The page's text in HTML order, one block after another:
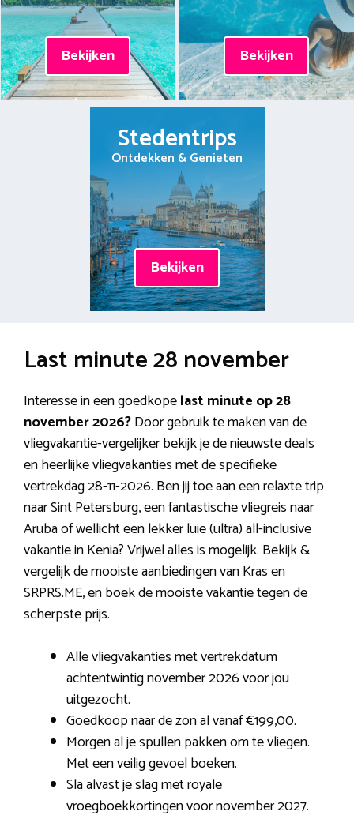
Bekijken Bekijken
Stedentrips
Ontdekken & Genieten
Bekijken
Last minute 28 november
Interesse in een goedkopelast minute op 28
november 2026?Door gebruik te maken van de
vliegvakantie-vergelijker bekijk je de nieuwste deals
en heerlijke vliegvakanties met de specifieke
vertrekdag 28-11-2026. Ben jij toe aan een relaxte trip
naar Sint Petersburg, een fantastische vliegreis naar
Aruba of wellicht een lekker luie (ultra) all-inclusive
vakantie in Kenia? Vrijwel alles is mogelijk. Bekijk &
vergelijk de mooiste aanbiedingen van Kras en
SRPRS.ME, en boek de mooiste vakantie tegen de
scherpste prijs.
Alle vliegvakanties met vertrekdatum
achtentwintig november 2026 voor jou
uitgezocht.
Goedkoop naar de zon al vanaf €199,00.
Morgen al je spullen pakken om te vliegen.
Met een veilig gevoel boeken.
Sla alvast je slag met royale
vroegboekkortingen voor november 2027.